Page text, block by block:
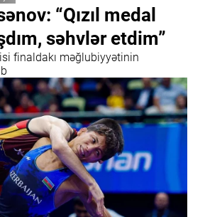
“Qızıl medal
səhvlər etdim”
finaldakı məğlubiyyətinin